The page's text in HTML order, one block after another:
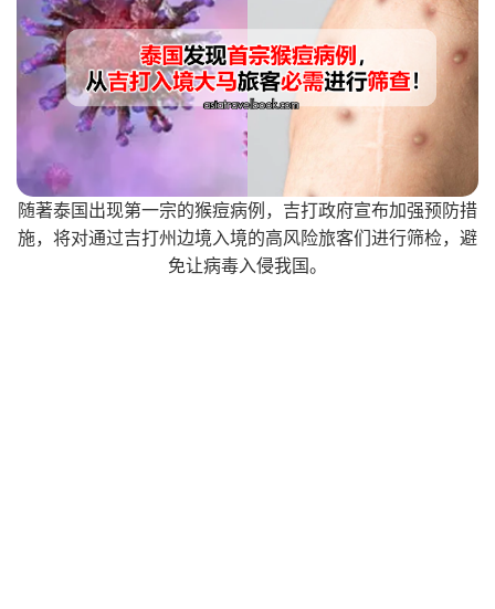
随著泰国出现第一宗的猴痘病例，吉打政府宣布加强预防措
施，将对通过吉打州边境入境的高风险旅客们进行筛检，避
免让病毒入侵我国。